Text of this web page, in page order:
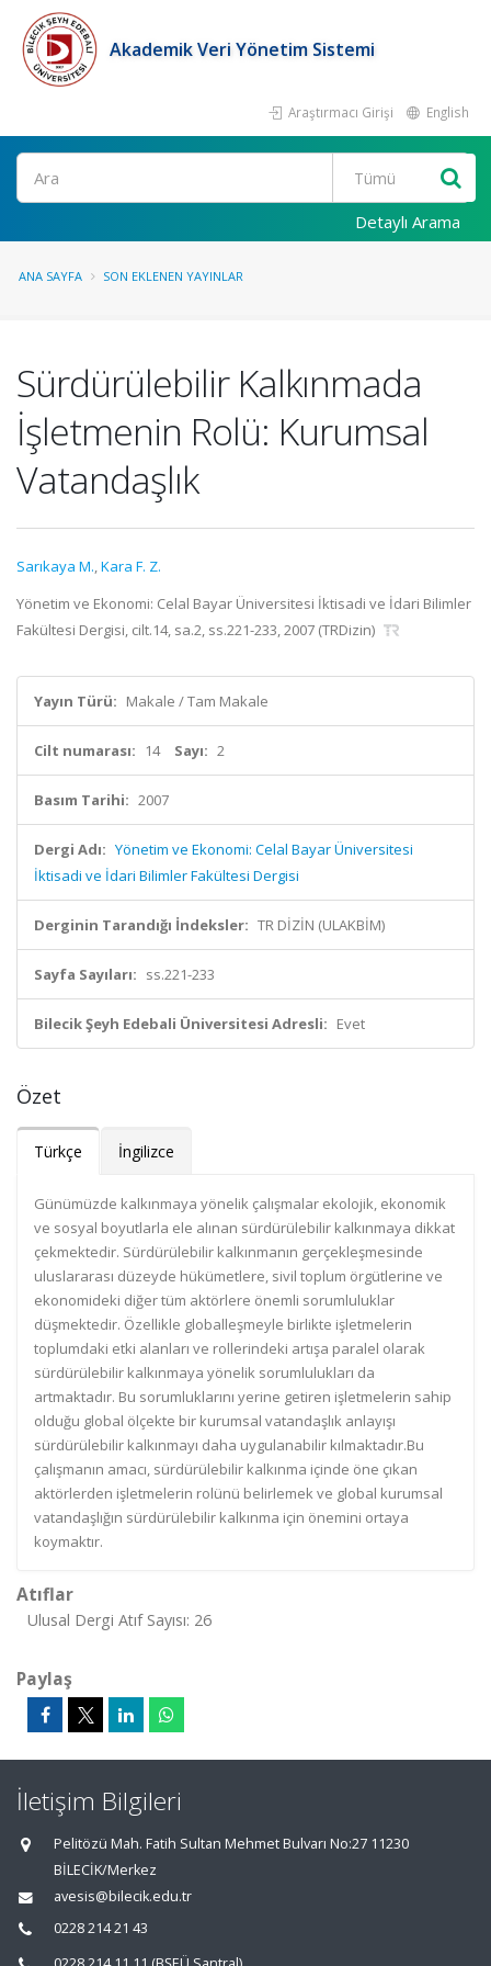
Akademik Veri Yönetim Sistemi
Araştırmacı Girişi English
Ara
Detaylı Arama
ANA SAYFA SON EKLENEN YAYINLAR
Sürdürülebilir Kalkınmada
İşletmenin Rolü: Kurumsal
Vatandaşlık
Sarıkaya M.,Kara F. Z.
Yönetim ve Ekonomi: Celal Bayar Üniversitesi İktisadi ve İdari Bilimler
Fakültesi Dergisi, cilt.14, sa.2, ss.221-233, 2007 (TRDizin)
Yayın Türü: Makale / Tam Makale
Cilt numarası: 14 Sayı: 2
Basım Tarihi: 2007
Dergi Adı: Yönetim ve Ekonomi: Celal Bayar Üniversitesi
İktisadi ve İdari Bilimler Fakültesi Dergisi
Derginin Tarandığı İndeksler: TR DİZİN (ULAKBİM)
Sayfa Sayıları: ss.221-233
Bilecik Şeyh Edebali Üniversitesi Adresli: Evet
Özet
Türkçe İngilizce
Günümüzde kalkınmaya yönelik çalışmalar ekolojik, ekonomik
ve sosyal boyutlarla ele alınan sürdürülebilir kalkınmaya dikkat
çekmektedir. Sürdürülebilir kalkınmanın gerçekleşmesinde
uluslararası düzeyde hükümetlere, sivil toplum örgütlerine ve
ekonomideki diğer tüm aktörlere önemli sorumluluklar
düşmektedir. Özellikle globalleşmeyle birlikte işletmelerin
toplumdaki etki alanları ve rollerindeki artışa paralel olarak
sürdürülebilir kalkınmaya yönelik sorumlulukları da
artmaktadır. Bu sorumluklarını yerine getiren işletmelerin sahip
olduğu global ölçekte bir kurumsal vatandaşlık anlayışı
sürdürülebilir kalkınmayı daha uygulanabilir kılmaktadır.Bu
çalışmanın amacı, sürdürülebilir kalkınma içinde öne çıkan
aktörlerden işletmelerin rolünü belirlemek ve global kurumsal
vatandaşlığın sürdürülebilir kalkınma için önemini ortaya
koymaktır.
Atıflar
Ulusal Dergi Atıf Sayısı: 26
Paylaş
İletişim Bilgileri
Pelitözü Mah. Fatih Sultan Mehmet Bulvarı No:27 11230
BİLECİK/Merkez
avesis@bilecik.edu.tr
0228 214 21 43